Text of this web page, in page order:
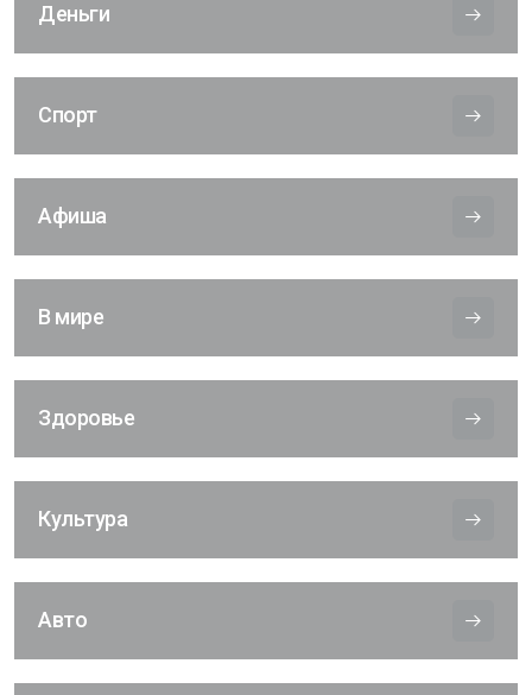
Деньги
Спорт
Афиша
В мире
Здоровье
Культура
Авто